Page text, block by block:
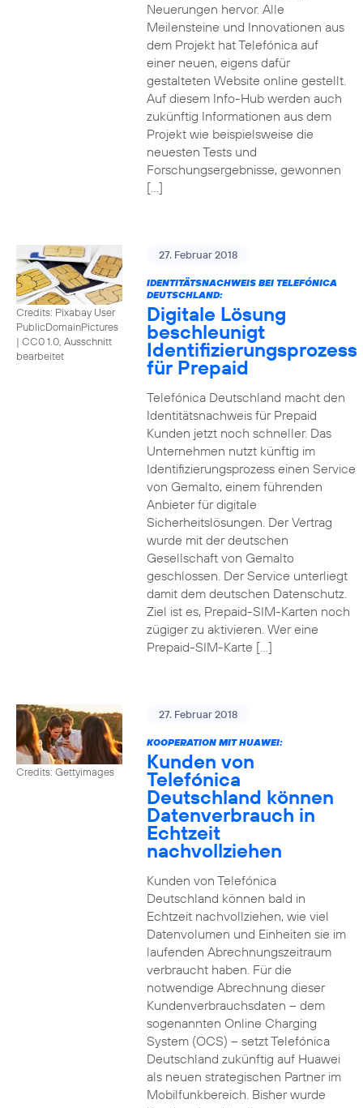
Neuerungen hervor. Alle
Meilensteine und Innovationen aus
dem Projekt hat Telefónica auf
einer neuen, eigens dafür
gestalteten Website online gestellt.
Auf diesem Info-Hub werden auch
zukünftig Informationen aus dem
Projekt wie beispielsweise die
neuesten Tests und
Forschungsergebnisse, gewonnen
[…]
Credits: Pixabay User
PublicDomainPictures
| CC0 1.0, Ausschnitt
bearbeitet
27. Februar 2018
IDENTITÄTSNACHWEIS BEI TELEFÓNICA
DEUTSCHLAND:
Digitale Lösung
beschleunigt
Identifizierungsprozess
für Prepaid
Telefónica Deutschland macht den
Identitätsnachweis für Prepaid
Kunden jetzt noch schneller. Das
Unternehmen nutzt künftig im
Identifizierungsprozess einen Service
von Gemalto, einem führenden
Anbieter für digitale
Sicherheitslösungen. Der Vertrag
wurde mit der deutschen
Gesellschaft von Gemalto
geschlossen. Der Service unterliegt
damit dem deutschen Datenschutz.
Ziel ist es, Prepaid-SIM-Karten noch
zügiger zu aktivieren. Wer eine
Prepaid-SIM-Karte […]
Credits: Gettyimages
27. Februar 2018
KOOPERATION MIT HUAWEI:
Kunden von
Telefónica
Deutschland können
Datenverbrauch in
Echtzeit
nachvollziehen
Kunden von Telefónica
Deutschland können bald in
Echtzeit nachvollziehen, wie viel
Datenvolumen und Einheiten sie im
laufenden Abrechnungszeitraum
verbraucht haben. Für die
notwendige Abrechnung dieser
Kundenverbrauchsdaten – dem
sogenannten Online Charging
System (OCS) – setzt Telefónica
Deutschland zukünftig auf Huawei
als neuen strategischen Partner im
Mobilfunkbereich. Bisher wurde